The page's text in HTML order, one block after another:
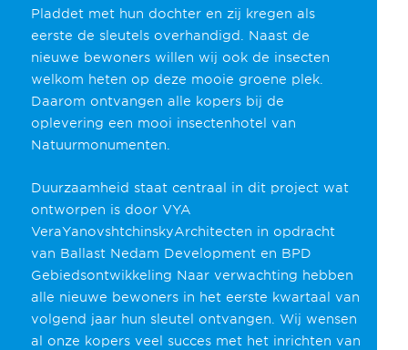
Pladdet met hun dochter en zij kregen als
eerste de sleutels overhandigd. Naast de
nieuwe bewoners willen wij ook de insecten
welkom heten op deze mooie groene plek.
Daarom ontvangen alle kopers bij de
oplevering een mooi insectenhotel van
Natuurmonumenten.
Duurzaamheid staat centraal in dit project wat
ontworpen is door VYA
VeraYanovshtchinskyArchitecten in opdracht
van Ballast Nedam Development en BPD
Gebiedsontwikkeling Naar verwachting hebben
alle nieuwe bewoners in het eerste kwartaal van
volgend jaar hun sleutel ontvangen. Wij wensen
al onze kopers veel succes met het inrichten van